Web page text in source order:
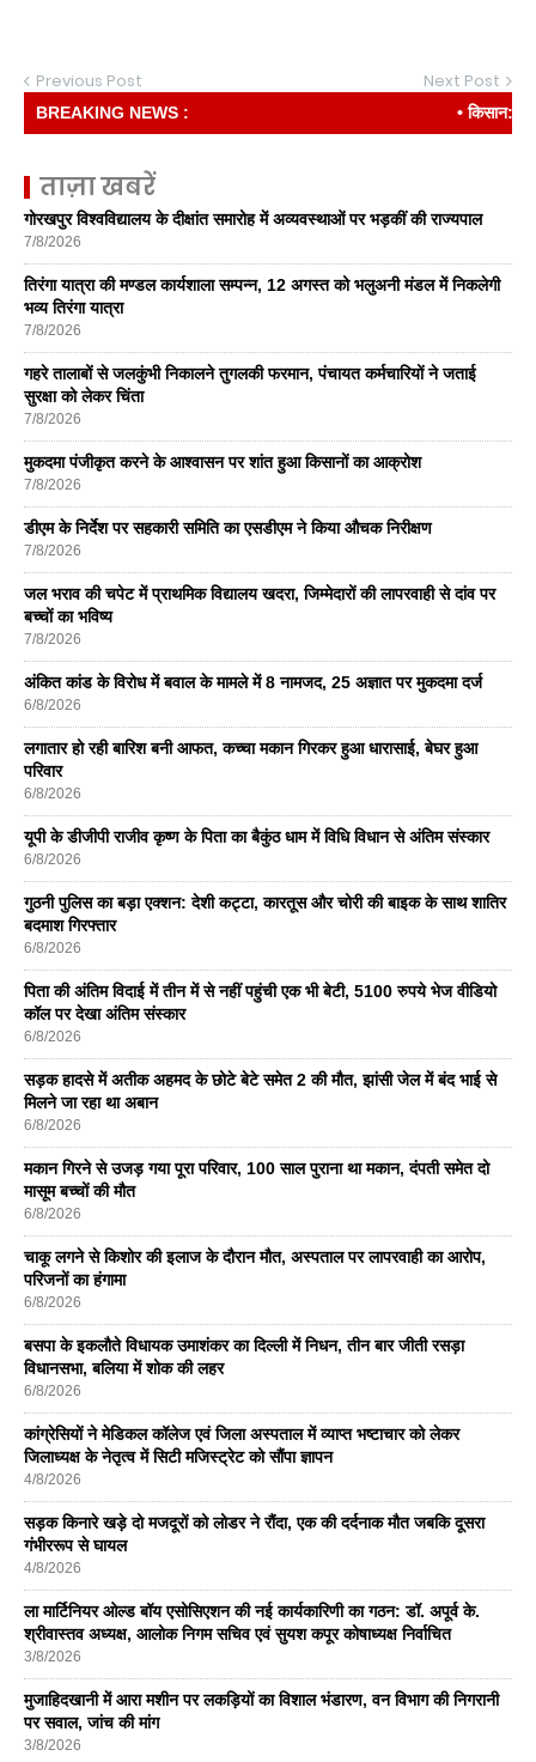
Previous Post Next Post
BREAKING NEWS : • किसान: देश की
ताज़ा खबरें
गोरखपुर विश्वविद्यालय के दीक्षांत समारोह में अव्यवस्थाओं पर भड़कीं की राज्यपाल
7/8/2026
तिरंगा यात्रा की मण्डल कार्यशाला सम्पन्न, 12 अगस्त को भलुअनी मंडल में निकलेगी
भव्य तिरंगा यात्रा
7/8/2026
गहरे तालाबों से जलकुंभी निकालने तुगलकी फरमान, पंचायत कर्मचारियों ने जताई
सुरक्षा को लेकर चिंता
7/8/2026
मुकदमा पंजीकृत करने के आश्वासन पर शांत हुआ किसानों का आक्रोश
7/8/2026
डीएम के निर्देश पर सहकारी समिति का एसडीएम ने किया औचक निरीक्षण
7/8/2026
जल भराव की चपेट में प्राथमिक विद्यालय खदरा, जिम्मेदारों की लापरवाही से दांव पर
बच्चों का भविष्य
7/8/2026
अंकित कांड के विरोध में बवाल के मामले में 8 नामजद, 25 अज्ञात पर मुकदमा दर्ज
6/8/2026
लगातार हो रही बारिश बनी आफत, कच्चा मकान गिरकर हुआ धारासाई, बेघर हुआ
परिवार
6/8/2026
यूपी के डीजीपी राजीव कृष्ण के पिता का बैकुंठ धाम में विधि विधान से अंतिम संस्कार
6/8/2026
गुठनी पुलिस का बड़ा एक्शन: देशी कट्टा, कारतूस और चोरी की बाइक के साथ शातिर
बदमाश गिरफ्तार
6/8/2026
पिता की अंतिम विदाई में तीन में से नहीं पहुंची एक भी बेटी, 5100 रुपये भेज वीडियो
कॉल पर देखा अंतिम संस्कार
6/8/2026
सड़क हादसे में अतीक अहमद के छोटे बेटे समेत 2 की मौत, झांसी जेल में बंद भाई से
मिलने जा रहा था अबान
6/8/2026
मकान गिरने से उजड़ गया पूरा परिवार, 100 साल पुराना था मकान, दंपती समेत दो
मासूम बच्चों की मौत
6/8/2026
चाकू लगने से किशोर की इलाज के दौरान मौत, अस्पताल पर लापरवाही का आरोप,
परिजनों का हंगामा
6/8/2026
बसपा के इकलाैते विधायक उमाशंकर का दिल्ली में निधन, तीन बार जीती रसड़ा
विधानसभा, बलिया में शोक की लहर
6/8/2026
कांग्रेसियों ने मेडिकल कॉलेज एवं जिला अस्पताल में व्याप्त भष्टाचार को लेकर
जिलाध्यक्ष के नेतृत्व में सिटी मजिस्ट्रेट को सौंपा ज्ञापन
4/8/2026
सड़क किनारे खड़े दो मजदूरों को लोडर ने रौंदा, एक की दर्दनाक मौत जबकि दूसरा
गंभीररूप से घायल
4/8/2026
ला मार्टिनियर ओल्ड बॉय एसोसिएशन की नई कार्यकारिणी का गठन: डॉ. अपूर्व के.
श्रीवास्तव अध्यक्ष, आलोक निगम सचिव एवं सुयश कपूर कोषाध्यक्ष निर्वाचित
3/8/2026
मुजाहिदखानी में आरा मशीन पर लकड़ियों का विशाल भंडारण, वन विभाग की निगरानी
पर सवाल, जांच की मांग
3/8/2026